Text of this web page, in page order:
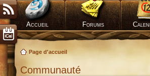
Accueil Forums
Page d'accueil
Communauté